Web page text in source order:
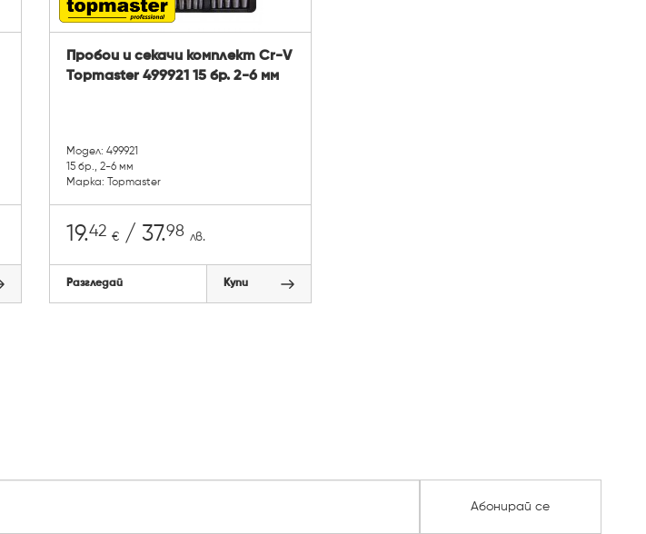
Пробои и секачи комплект Cr-V
Topmaster 499921 15 бр. 2-6 мм
Модел: 499921
15 бр., 2-6 мм
Марка: Topmaster
19.42 €/ 37.98 лв.
Разгледай Купи
Абонирай се